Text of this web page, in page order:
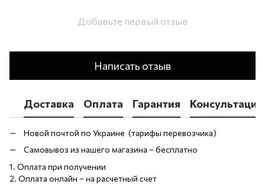
Добавьте первый отзыв
Написать отзыв
Доставка Оплата Гарантия Консультация
Новой почтой по Украине (тарифы перевозчика)
Самовывоз из нашего магазина – бесплатно
1. Оплата при получении
2. Оплата онлайн – на расчетный счет